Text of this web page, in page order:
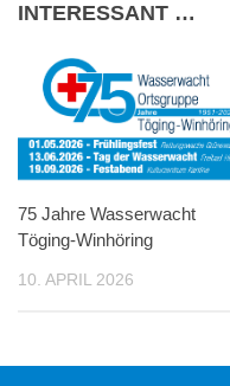
INTERESSANT …
75 Jahre Wasserwacht
Töging-Winhöring
10. APRIL 2026